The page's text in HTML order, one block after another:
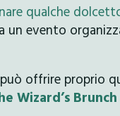
qualche
un evento
offrire proprio
Wizard’s